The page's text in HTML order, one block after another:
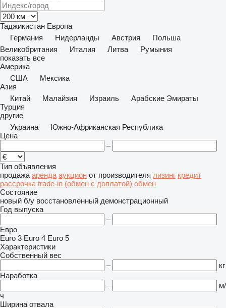
Таджикистан Европа
Германия
Нидерланды Австрия
Польша
Великобритания
Италия Литва
Румыния
показать все
Америка
США
Мексика
Азия
Китай
Малайзия Израиль
Арабские Эмираты
Турция
другие
Украина
Южно-Африканская Республика
Цена
–
Тип объявления
продажа аренда аукцион от производителя лизинг кредит
рассрочка trade-in (обмен с доплатой) обмен
Состояние
новый б/у восстановленный демонстрационный
Год выпуска
–
Евро
Euro 3 Euro 4 Euro 5
Характеристики
Собственный вес
–
кг
Наработка
–
м/
ч
Ширина отвала